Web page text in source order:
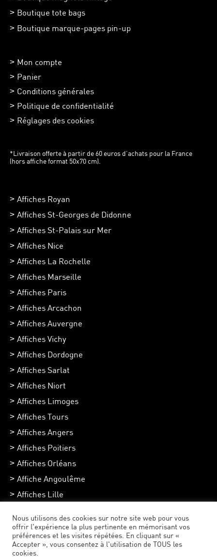
Boutique tote bags
Boutique marque-pages pin-up
Mon compte
Panier
Conditions générales
Politique de confidentialité
Réglages des cookies
*Livraison offerte à partir de 60 euros d’achats pour la France
(hors affiche format 50x70 cm).
Affiches Royan
Affiches St-Georges de Didonne
Affiches St-Palais sur Mer
Affiches Nice
Affiches La Rochelle
Affiches Marseille
Affiches Paris
Affiches Arcachon
Affiches Auvergne
Affiches Vichy
Affiches Dordogne
Affiches Sarlat
Affiches Niort
Affiches Limoges
Affiches Tours
Affiches Angers
Affiches Poitiers
Affiches Orléans
Affiche Angoulême
Affiches Lille
Affiches Toulouse
Nous utilisons des cookies sur notre site web pour vous
offrir l'expérience la plus pertinente en mémorisant vos
préférences et les visites répétées. En cliquant sur «
Accepter », vous consentez à l'utilisation de TOUS les
cookies.